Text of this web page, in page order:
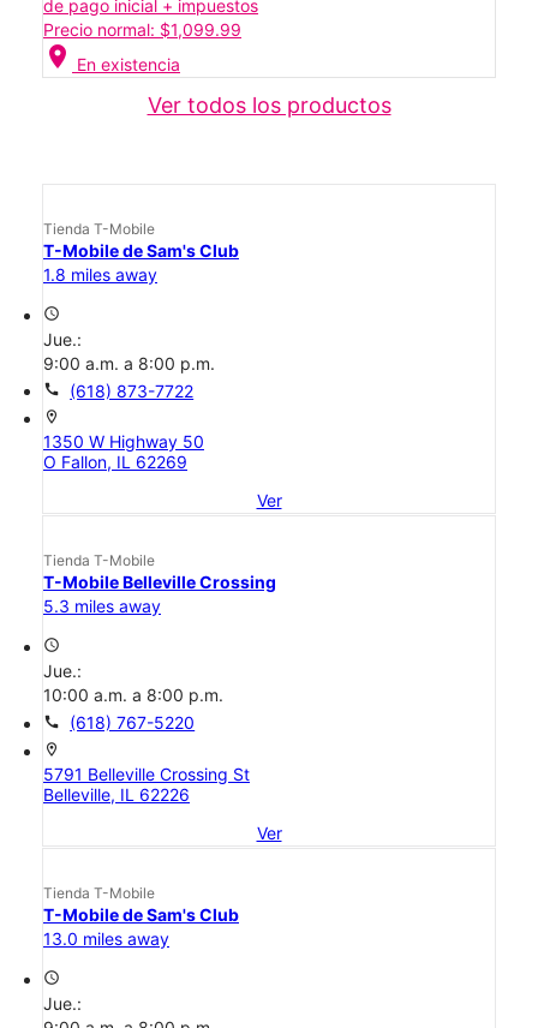
de pago inicial + impuestos
Precio normal: $1,099.99
location_on En existencia
Ver todos los productos
Tienda T-Mobile
T-Mobile de Sam's Club
1.8 miles away
access_time
Jue.:
9:00 a.m. a 8:00 p.m.
call (618) 873-7722
location_on
1350 W Highway 50
O Fallon, IL 62269
Ver
Tienda T-Mobile
T-Mobile Belleville Crossing
5.3 miles away
access_time
Jue.:
10:00 a.m. a 8:00 p.m.
call (618) 767-5220
location_on
5791 Belleville Crossing St
Belleville, IL 62226
Ver
Tienda T-Mobile
T-Mobile de Sam's Club
13.0 miles away
access_time
Jue.: